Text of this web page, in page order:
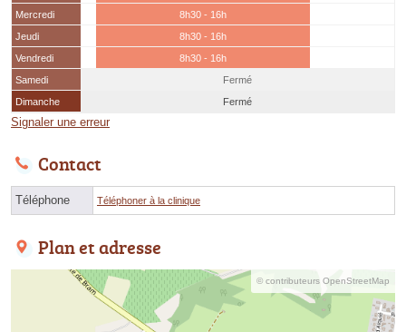
Mercredi
8h30 - 16h
Jeudi
8h30 - 16h
Vendredi
8h30 - 16h
Samedi
Fermé
Dimanche
Fermé
Signaler une erreur
Contact
Téléphone Téléphoner à la clinique
Plan et adresse
© contributeurs OpenStreetMap